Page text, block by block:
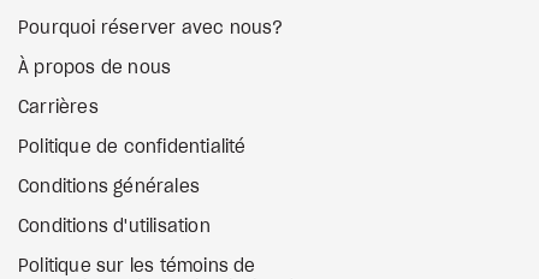
Pourquoi réserver avec nous?
À propos de nous
Carrières
Politique de confidentialité
Conditions générales
Conditions d'utilisation
Politique sur les témoins de